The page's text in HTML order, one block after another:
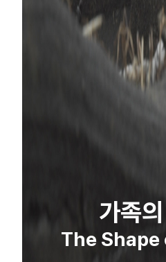
가족
The